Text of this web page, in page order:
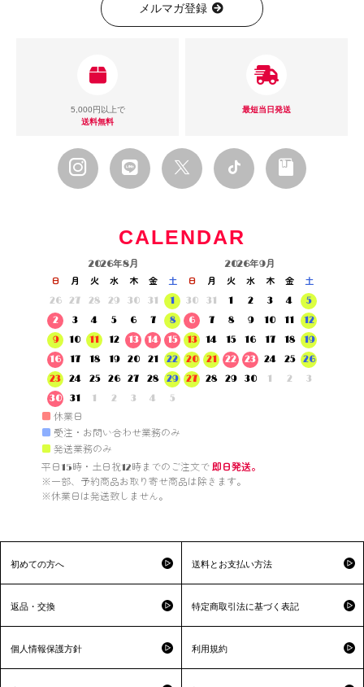
メルマガ登録
5,000円以上で
送料無料
最短当日発送
CALENDAR
2026年8月
日 月 火 水 木 金
土
26
27 28 29 30 31
1
2
3 4 5 6 7
8
9
10 11 12 13 14
15
16
17 18 19 20 21
22
23
24 25 26 27 28
29
30
31 1 2 3 4 5
2026年9月
日 月 火 水 木 金
土
30
31 1 2 3 4
5
6
7 8 9 10 11
12
13
14 15 16 17 18
19
20
21 22 23 24 25
26
27
28 29 30 1 2 3
■ 休業日
■ 受注・お問い合わせ業務のみ
■ 発送業務のみ
平日15時・土日祝12時までのご注文で 即日発送。
※一部、予約商品お取り寄せ商品は除きます。
※休業日は発送致しません。
初めての方へ 送料とお支払い方法
返品・交換 特定商取引法に基づく表記
個人情報保護方針 利用規約